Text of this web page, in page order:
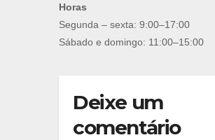
Horas
Segunda – sexta: 9:00–17:00
Sábado e domingo: 11:00–15:00
Deixe um
comentário